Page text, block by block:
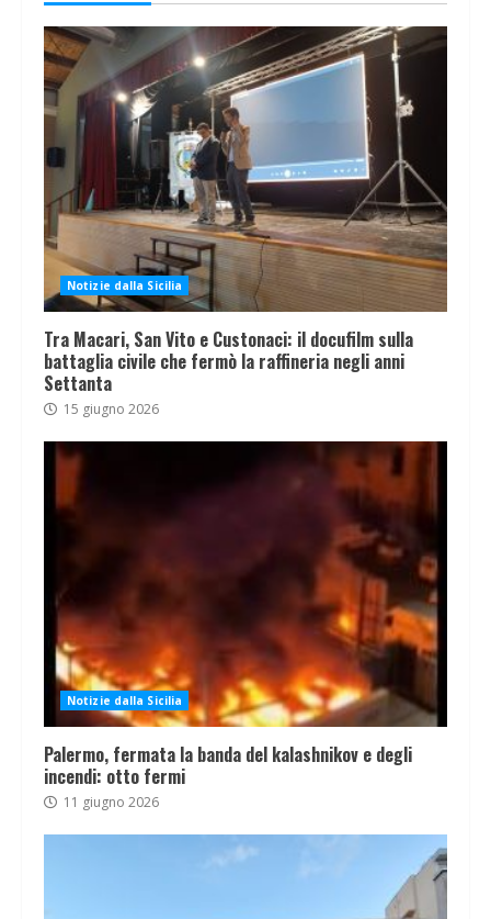
Notizie dalla Sicilia
Tra Macari, San Vito e Custonaci: il docufilm sulla
battaglia civile che fermò la raffineria negli anni
Settanta
15 giugno 2026
Notizie dalla Sicilia
Palermo, fermata la banda del kalashnikov e degli
incendi: otto fermi
11 giugno 2026